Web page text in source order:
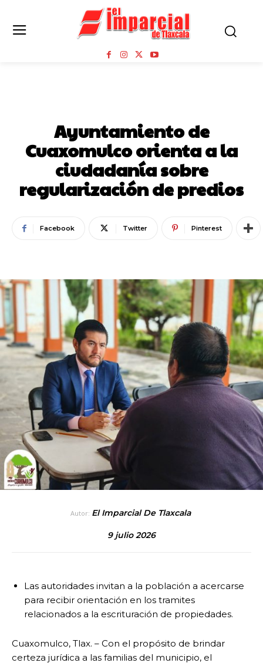
Ayuntamiento de
Cuaxomulco orienta a la
ciudadanía sobre
regularización de predios
Facebook Twitter Pinterest
Autor: El Imparcial De Tlaxcala
9 julio 2026
Las autoridades invitan a la población a acercarse
para recibir orientación en los tramites
relacionados a la escrituración de propiedades.
Cuaxomulco, Tlax. – Con el propósito de brindar
certeza jurídica a las familias del municipio, el